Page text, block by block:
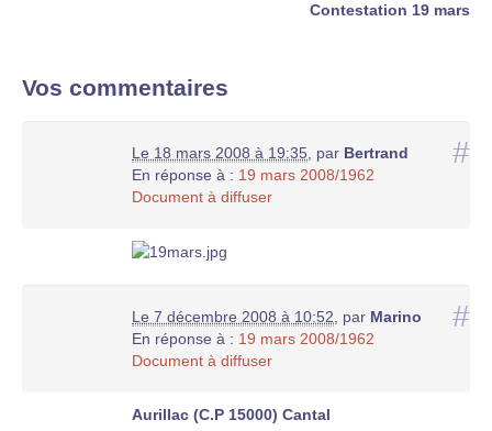
Contestation 19 mars
Vos commentaires
#
Le 18 mars 2008 à 19:35 par Bertrand
En réponse à : 19 mars 2008/1962
Document à diffuser
#
Le 7 décembre 2008 à 10:52, par Marino
En réponse à : 19 mars 2008/1962
Document à diffuser
Aurillac (C.P 15000) Cantal